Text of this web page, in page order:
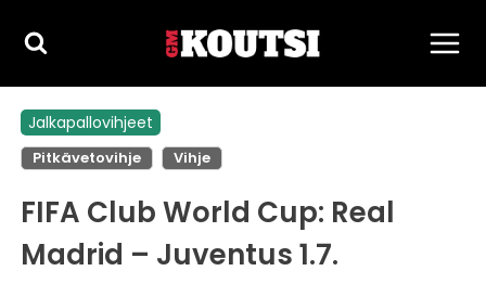
sisältöön
Jalkapallovihjeet
Pitkävetovihje Vihje
FIFA Club World Cup: Real
Madrid – Juventus 1.7.